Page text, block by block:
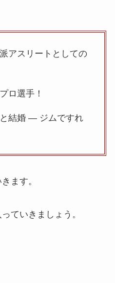
アスリートとしての
ロ選手！
結婚 ― ジムですれ
ます。
ていきましょう。